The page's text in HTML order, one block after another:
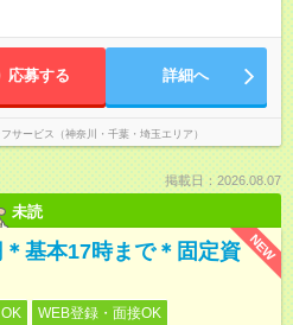
応募する 詳細へ
サービス（神奈川・千葉・埼玉エリア）
掲載日：2026.08.07
未読
NEW
基本17時まで＊固定資
WEB登録・面接OK